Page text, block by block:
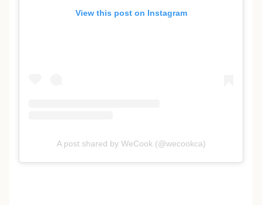
View this post on Instagram
A post shared by WeCook (@wecookca)